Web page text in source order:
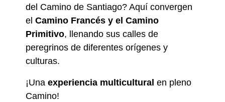
del Camino de Santiago? Aquí convergen
el Camino Francés y el Camino
Primitivo, llenando sus calles de
peregrinos de diferentes orígenes y
culturas.
¡Una experiencia multicultural en pleno
Camino!